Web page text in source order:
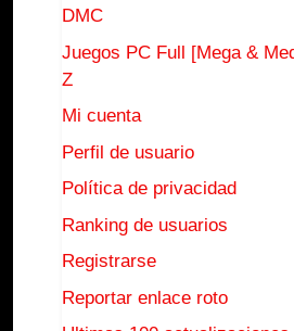
DMC
Juegos PC Full [Mega &
Z
Mi cuenta
Perfil de usuario
Política de privacidad
Ranking de usuarios
Registrarse
Reportar enlace roto